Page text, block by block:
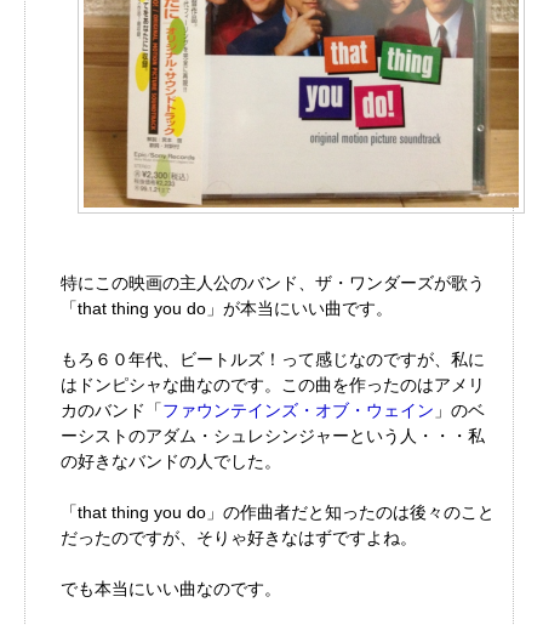
特にこの映画の主人公のバンド、ザ・ワンダーズが歌う
「that thing you do」が本当にいい曲です。
もろ６０年代、ビートルズ！って感じなのですが、私に
はドンピシャな曲なのです。この曲を作ったのはアメリ
カのバンド「ファウンテインズ・オブ・ウェイン 」のベ
ーシストのアダム・シュレシンジャーという人・・・私
の好きなバンドの人でした。
「that thing you do」の作曲者だと知ったのは後々のこと
だったのですが、そりゃ好きなはずですよね。
でも本当にいい曲なのです。